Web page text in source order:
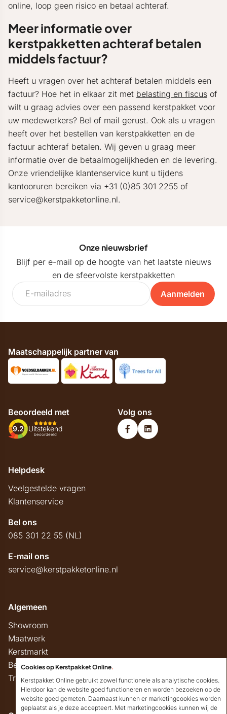
online, loop geen risico en betaal achteraf.
Meer informatie over
kerstpakketten achteraf betalen
middels factuur?
Heeft u vragen over het achteraf betalen middels een
factuur? Hoe het in elkaar zit met belasting en fiscus of
wilt u graag advies over een passend kerstpakket voor
uw medewerkers? Bel of mail gerust. Ook als u vragen
heeft over het bestellen van kerstpakketten en de
factuur achteraf betalen. Wij geven u graag meer
informatie over de betaalmogelijkheden en de levering.
Onze vriendelijke klantenservice kunt u tijdens
kantooruren bereiken via +31 (0)85 301 2255 of
service@kerstpakketonline.nl.
Onze nieuwsbrief
Blijf per e-mail op de hoogte van het laatste nieuws
en de sfeervolste kerstpakketten
Aanmelden
Maatschappelijk partner van
Beoordeeld met
9.2 Uitstekend
beoordeeld
Volg ons
Helpdesk
Veelgestelde vragen
Klantenservice
Bel ons
085 301 22 55 (NL)
E-mail ons
service@kerstpakketonline.nl
Algemeen
Showroom
Maatwerk
Kerstmarkt
Belastingregels
Track & Trace
Cookies op Kerstpakket Online.
Kerstpakket Online gebruikt zowel functionele als analytische cookies.
Hierdoor kan de website goed functioneren en worden bezoeken op de
website goed gemeten. Daarnaast kunnen er marketingcookies worden
geplaatst als je deze accepteert. Met marketingcookies kunnen wij de